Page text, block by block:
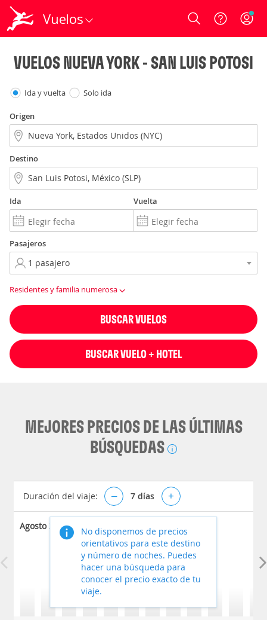
Vuelos Login
VUELOS NUEVA YORK - SAN LUIS POTOSI
Ida y vuelta Solo ida
Origen
Destino
Ida Vuelta
Pasajeros
Residentes y familia numerosa
BUSCAR VUELOS
BUSCAR VUELO + HOTEL
MEJORES PRECIOS DE LAS ÚLTIMAS
BÚSQUEDAS
Duración del viaje: – 7 días +
Agosto 2026
No disponemos de precios
orientativos para este destino
y número de noches. Puedes
hacer una búsqueda para
conocer el precio exacto de tu
viaje.